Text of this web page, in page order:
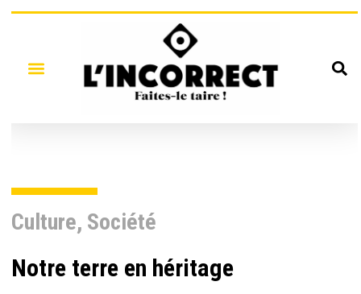
Culture, Société
Notre terre en héritage